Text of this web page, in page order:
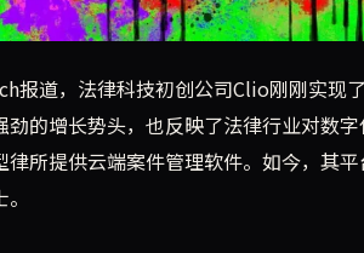
公司Clio宣布其年经常性收入（ARR）
报道，法律科技初创公司Clio刚刚实
劲的增长势头，也反映了法律行业对数
律所提供云端案件管理软件。如今，其